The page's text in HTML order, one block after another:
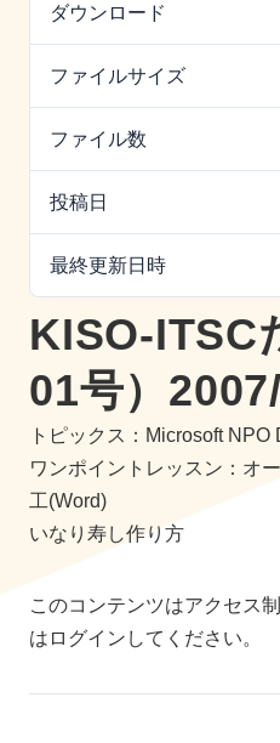
ダウンロード
ファイルサイズ
ファイル数
投稿日
最終更新日時
KISO-ITSC
01号）
トピックス：Microsoft NPO
ワンポイントレッスン：オ
工(Word)
いなり寿し作り方
このコンテンツはアクセス
はログインしてください。